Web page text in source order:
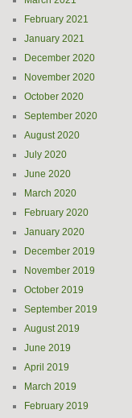
February 2021
January 2021
December 2020
November 2020
October 2020
September 2020
August 2020
July 2020
June 2020
March 2020
February 2020
January 2020
December 2019
November 2019
October 2019
September 2019
August 2019
June 2019
April 2019
March 2019
February 2019